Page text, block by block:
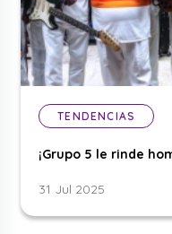
TENDENCIAS
¡Grupo 5 le rinde
31 Jul 2025